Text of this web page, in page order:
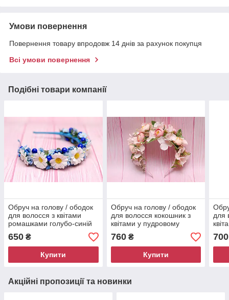
Умови повернення
Повернення товару впродовж 14 днів за рахунок покупця
Всі умови повернення
Подібні товари компанії
Обруч на голову / ободок
для волосся з квітами
ромашками голубо-синій
586
650 ₴
Купити
Обруч на голову / ободок
для волосся кокошник з
квітами у пудровому
кольорі 608
760₴
Купити
для
700
Акційні пропозиції та новинки